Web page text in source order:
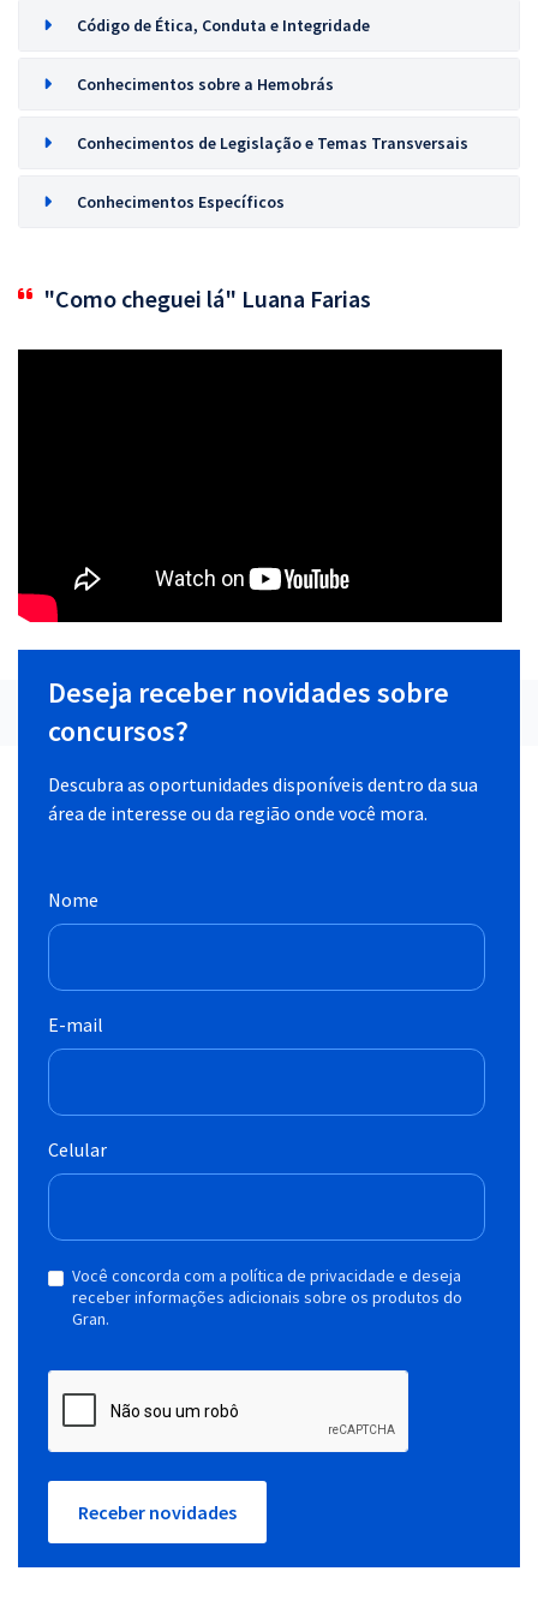
Código de Ética, Conduta e Integridade
Conhecimentos sobre a Hemobrás
Conhecimentos de Legislação e Temas Transversais
Conhecimentos Específicos
"Como cheguei lá" Luana Farias
Deseja receber novidades sobre
concursos?
Descubra as oportunidades disponíveis dentro da sua
área de interesse ou da região onde você mora.
Nome
E-mail
Celular
Você concorda com a política de privacidade e deseja
receber informações adicionais sobre os produtos do
Gran.
Receber novidades